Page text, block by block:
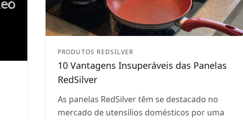
PRODUTOS REDSILVER
10 Vantagens Insuperáveis das Panelas
RedSilver
As panelas RedSilver têm se destacado no
mercado de utensílios domésticos por uma